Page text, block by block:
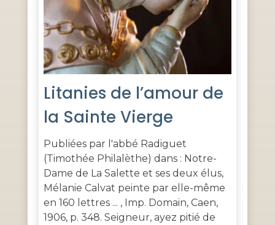
Litanies de l’amour de
la Sainte Vierge
Publiées par l'abbé Radiguet
(Timothée Philalèthe) dans : Notre-
Dame de La Salette et ses deux élus,
Mélanie Calvat peinte par elle-même
en 160 lettres ... , Imp. Domain, Caen,
1906, p. 348. Seigneur, ayez pitié de